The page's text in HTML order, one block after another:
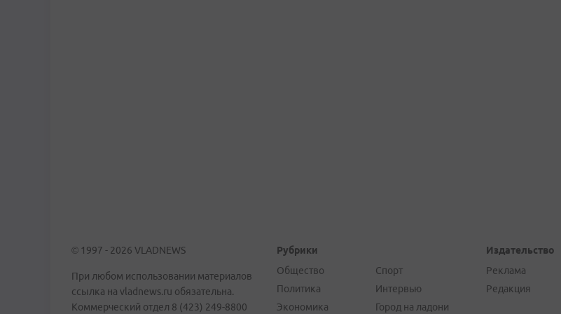
© 1997 - 2026 VLADNEWS
При любом использовании материалов
ссылка на vladnews.ru обязательна.
Коммерческий отдел 8 (423) 249-8800
Рубрики
Общество
Политика
Экономика
Спорт
Интервью
Город на ладони
Издательство
Реклама
Редакция